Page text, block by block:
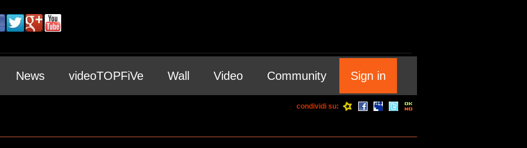
News videoTOPFiVe Wall Video Community Sign in
condividi su: